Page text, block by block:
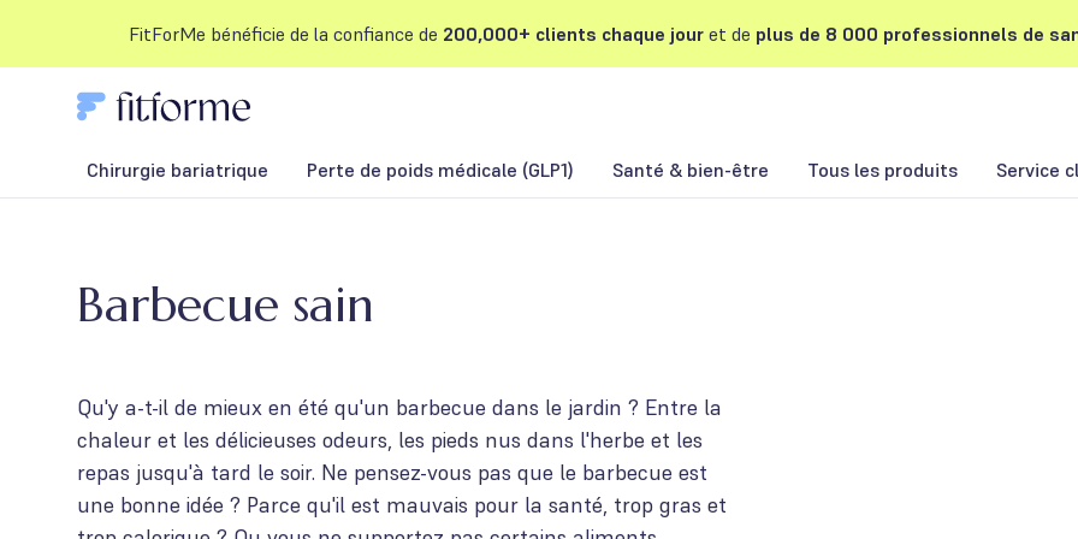
FitForMe bénéficie de la confiance de 200,000+ clients chaque jouret de plus de 8 000 professionnels de
Chirurgie bariatrique Perte de poids médicale (GLP1) Santé & bien-être Tous les produits Service
Barbecue sain
Qu'y a-t-il de mieux en été qu'un barbecue dans le jardin ? Entre la
chaleur et les délicieuses odeurs, les pieds nus dans l'herbe et les
repas jusqu'à tard le soir. Ne pensez-vous pas que le barbecue est
une bonne idée ? Parce qu'il est mauvais pour la santé, trop gras et